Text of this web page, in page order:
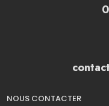
NOUS CONTACTER